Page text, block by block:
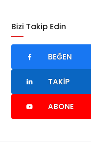
Bizi Takip Edin
BEĞEN
TAKIP
ABONE